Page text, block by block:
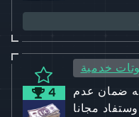
4
خدمية
ضمان عدم
مجانا 💯 :-